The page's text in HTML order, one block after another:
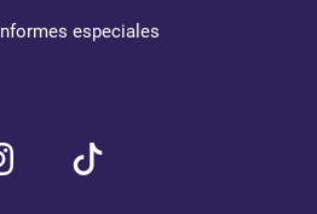
Informes especiales